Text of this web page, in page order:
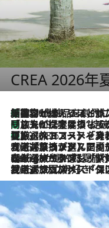
CREA 2026年
2026.8.6
「荷物が増えるほど旅ストレスは増す」美容ジャーナリストがたどり着いた最終結論。“化粧品を劇的に減らす”感動の凝縮美容とは
2026.8.6
「旅先には金髪ウィッグを持参」日本と同じメイクでは損してる!?
2026.8.6
【厳選旅コスメ】「身軽さ＆UV対策重視！」ヘアアーティストshucoが選んだ夏旅ベストコスメを発表【Mサイズジップ】
2026.8.5
【厳選旅コスメ】国内をあちこち移動する河井菜摘が選んだ夏旅ベストコスメ発表！「リラックスアイテムはマスト」【Mサイズジップ】
2026.8.4
【厳選旅コスメ】「紫外線＆乾燥対策しながらメイク感も！」ヘア＆メイクGeorgeが選んだ夏旅ベストコスメを発表！【Mサイ
2026.8.3
【厳選旅コスメ】「保湿もタイパ重視！」“サウナ好き”タレント清水みさとが愛用する夏旅ベストコスメを発表！【Mサイズジップ】